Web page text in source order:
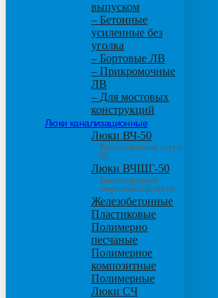
выпуском
– Бетонные
усиленные без
уголка
– Бортовые ЛВ
– Прикромочные
ЛВ
– Для мостовых
конструкций
Люки канализационные
Люки ВЧ-50
Высокопрочный чугун
50
Люки ВЧШГ-50
Высокопрочный
сверхтяжелый чугун
Железобетонные
Пластиковые
Полимерно
песчаные
Полимерное
композитные
Полимерные
Люки СЧ